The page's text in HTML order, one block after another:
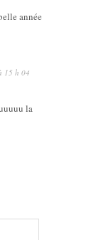
année
15 h 04
la